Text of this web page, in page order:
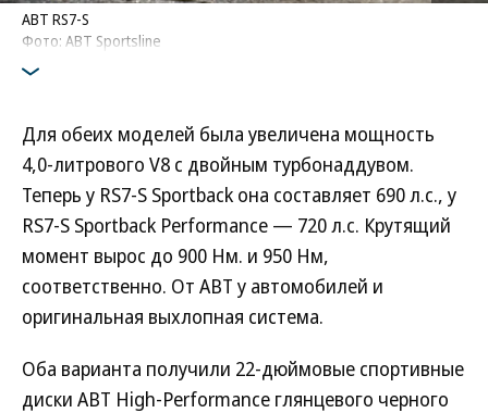
ABT RS7-S
Фото: ABT Sportsline
Для обеих моделей была увеличена мощность
4,0-литрового V8 с двойным турбонаддувом.
Теперь у RS7-S Sportback она составляет 690 л.с., у
RS7-S Sportback Performance — 720 л.с. Крутящий
момент вырос до 900 Нм. и 950 Нм,
соответственно. От ABT у автомобилей и
оригинальная выхлопная система.
Оба варианта получили 22-дюймовые спортивные
диски ABT High-Performance глянцевого черного